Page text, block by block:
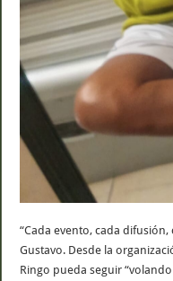
“Cada evento, cada
Gustavo. Desde la
Ringo pueda seguir